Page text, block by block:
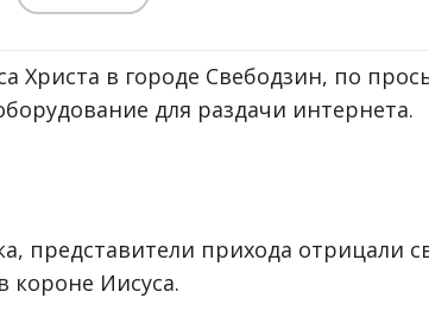
Христа в городе Свебодзин, по
для раздачи интернета.
представители прихода отрицали
короне Иисуса.